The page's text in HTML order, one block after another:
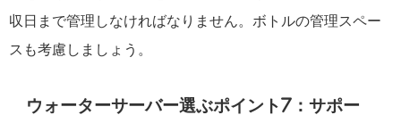
収日まで管理しなければなりません。ボトルの管理スペー
スも考慮しましょう。
ウォーターサーバー選ぶポイント7：サポー